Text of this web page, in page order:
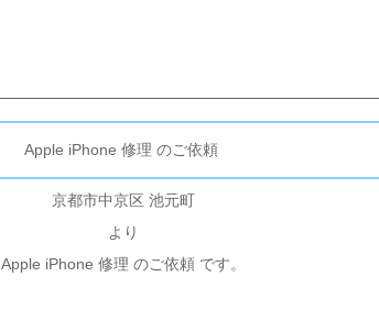
Apple iPhone 修理 のご依頼
京都市中京区 池元町
より
Apple iPhone 修理 のご依頼 です。